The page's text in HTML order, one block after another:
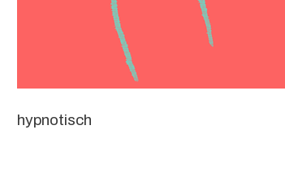
hypnotisch